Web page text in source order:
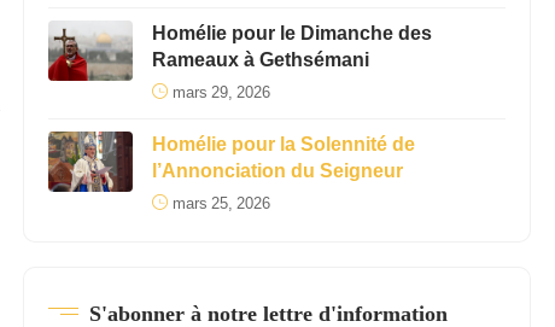
Homélie pour le Dimanche des
Rameaux à Gethsémani
mars 29, 2026
Homélie pour la Solennité de
l’Annonciation du Seigneur
mars 25, 2026
S'abonner à notre lettre d'information